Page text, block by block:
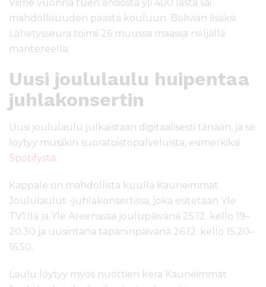
Viime vuonna tuen ansiosta yli 400 lasta sai
mahdollisuuden päästä kouluun. Bolivian lisäksi
Lähetysseura toimii 26 muussa maassa neljällä
mantereella.
Uusi joululaulu huipentaa
juhlakonsertin
Uusi joululaulu julkaistaan digitaalisesti tänään, ja se
löytyy musiikin suoratoistopalveluista, esimerkiksi
Spotifysta.
Kappale on mahdollista kuulla Kauneimmat
Joululaulut -juhlakonsertissa, joka esitetään Yle
TV1:llä ja Yle Areenassa joulupäivänä 25.12. kello 19–
20.30 ja uusintana tapaninpäivänä 26.12. kello 15.20–
16.50.
Laulu löytyy myös nuottien kera Kauneimmat